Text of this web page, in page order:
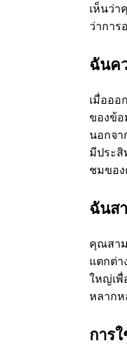
เห็นว่
ว่าการ
ฉันค
เมื่อออ
ของข้อ
นอกจ
มีประสิ
ชมขอ
ฉันส
คุณสาม
แตกต่า
ใหญ่เพื่
หลากห
การ